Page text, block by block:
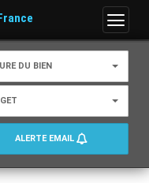
Menu
DU BIEN
ALERTE EMAIL